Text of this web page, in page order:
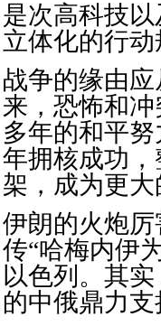
是次高科技
立体化的行
战争的缘由
来，恐怖和
多年的和平
年拥核成功
架，成为更
伊朗的火炮
传“哈梅内伊
以色列。其
的中俄鼎力